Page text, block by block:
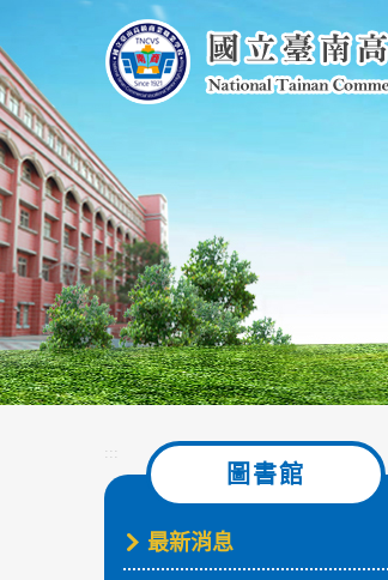
主
要
內
容
區
塊
:::
圖書館
最新消息